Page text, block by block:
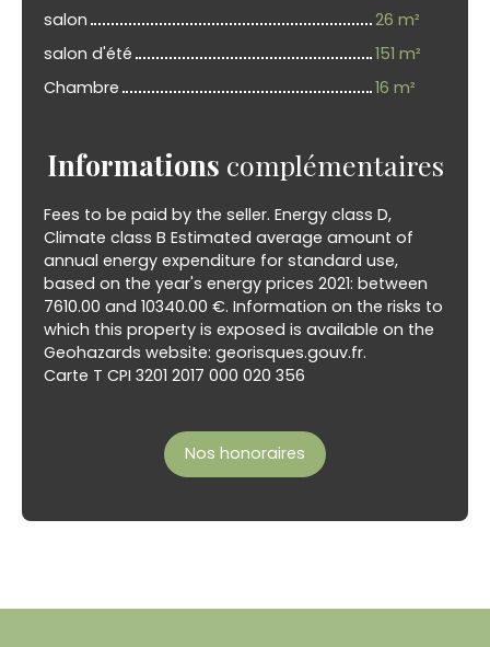
salon
26 m²
salon d'été
151 m²
Chambre
16 m²
Informations complémentaires
Fees to be paid by the seller. Energy class D,
Climate class B Estimated average amount of
annual energy expenditure for standard use,
based on the year's energy prices 2021: between
7610.00 and 10340.00 €. Information on the risks to
which this property is exposed is available on the
Geohazards website: georisques.gouv.fr.
Carte T CPI 3201 2017 000 020 356
Nos honoraires